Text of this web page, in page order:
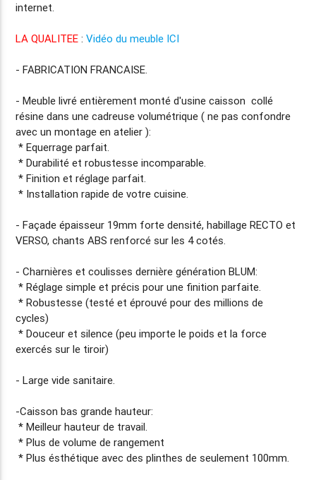
internet.
LA QUALITEE :Vidéo du meuble ICI
-FABRICATION FRANCAISE.
- Meuble livré entièrementmonté d'usine caisson collé
résine dans une cadreuse volumétrique ( ne pas confondre
avec un montage en atelier ):
* Equerrage parfait.
* Durabilité et robustesse incomparable.
* Finition et réglage parfait.
* Installation rapide de votre cuisine.
- Façadeépaisseur 19mm forte densité, habillage RECTO et
VERSO, chants ABS renforcé sur les 4 cotés.
- Charnières et coulisses dernière génération BLUM:
* Réglage simple et précis pour une finition parfaite.
* Robustesse (testé et éprouvé pour des millions de
cycles)
* Douceur et silence (peu importe le poids et la force
exercés sur le tiroir)
- Large vide sanitaire.
-Caisson bas grande hauteur:
* Meilleur hauteur de travail.
* Plus de volume de rangement
* Plus ésthétique avec des plinthes de seulement 100mm.